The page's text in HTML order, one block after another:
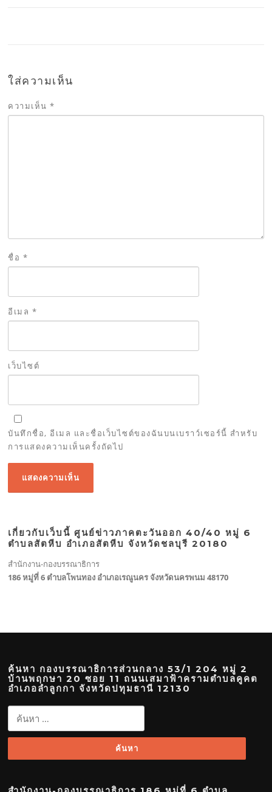
ใส่ความเห็น
ความเห็น*
ชื่อ *
อีเมล *
เว็บไซต์
บันทึกชื่อ, อีเมล และชื่อเว็บไซต์ของฉันบนเบราว์เซอร์นี้ สำหรับ
การแสดงความเห็นครั้งถัดไป
เกี่ยวกับเว็บนี้ ศูนย์ข่าวภาคตะวันออก 40/40 หมู่ 6
ตำบลสัตหีบ อำเภอสัตหีบ จังหวัดชลบุรี 20180
สำนักงาน-กองบรรณาธิการ
186 หมู่ที่ 6 ตำบลโพนทอง อำเภอเรณูนคร จังหวัดนครพนม 48170
ค้นหา กองบรรณาธิการส่วนกลาง 53/1 204 หมู่ 2
บ้านพฤกษา 20 ซอย 11 ถนนเสมาฟ้าครามตำบลคูคต
อำเภอลำลูกกา จังหวัดปทุมธานี 12130
ค้นหา
สำหรับ: